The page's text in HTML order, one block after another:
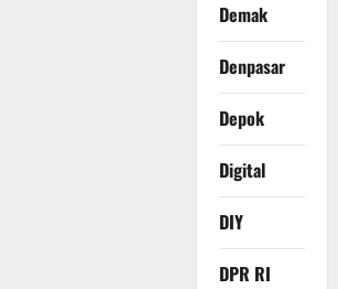
Demak
Denpasar
Depok
Digital
DIY
DPR RI